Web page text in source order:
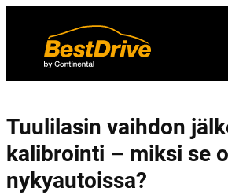
Tuulilasin vaihdon
kalibrointi – miksi se
nykyautoissa?